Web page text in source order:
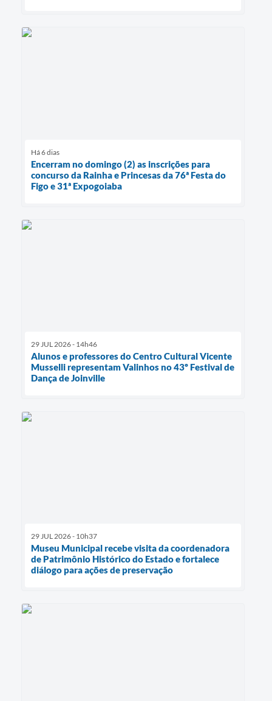
Há 6 dias
Encerram no domingo (2) as inscrições para
concurso da Rainha e Princesas da 76ª Festa do
Figo e 31ª Expogoiaba
29 JUL 2026 - 14h46
Alunos e professores do Centro Cultural Vicente
Musselli representam Valinhos no 43º Festival de
Dança de Joinville
29 JUL 2026 - 10h37
Museu Municipal recebe visita da coordenadora
de Patrimônio Histórico do Estado e fortalece
diálogo para ações de preservação